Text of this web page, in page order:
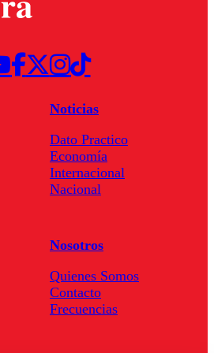
Noticias
Dato Practico
Economía
Internacional
Nacional
Nosotros
Quienes Somos
Contacto
Frecuencias